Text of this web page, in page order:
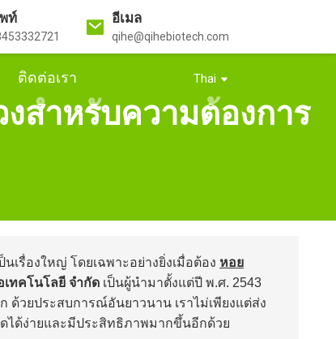
ท์ อีเมล
qihe@qihebiotech.com
ติดต่อเรา Thai
สำหรับความต้องการ
เรื่องใหญ่ โดยเฉพาะอย่างยิ่งเมื่อต้อง หอย
ทคโนโลยี จำกัด เป็นผู้นำมาตั้งแต่ปี พ.ศ. 2543
วยประสบการณ์อันยาวนาน เราไม่เพียงแต่ส่ง
ได้ง่ายและมีประสิทธิภาพมากขึ้นอีกด้วย